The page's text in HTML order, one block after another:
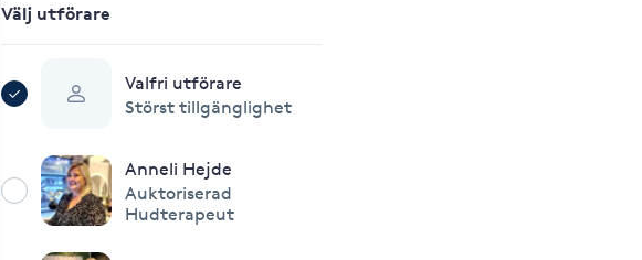
Välj utförare
Valfri utförare
Störst tillgänglighet
Anneli Hejde
Auktoriserad
Hudterapeut